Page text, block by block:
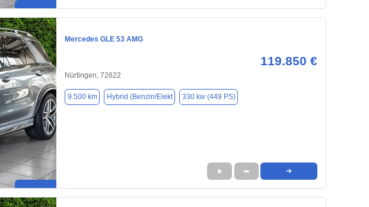
Mercedes GLE 53 AMG
119.850 €
Nürtingen, 72622
9.500 km Hybrid (Benzin/Elekt 330 kw (449 PS)
★ ➦ ➜